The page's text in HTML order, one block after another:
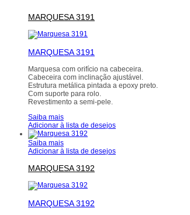
MARQUESA 3191
MARQUESA 3191
Marquesa com orifício na cabeceira.
Cabeceira com inclinação ajustável.
Estrutura metálica pintada a epoxy preto.
Com suporte para rolo.
Revestimento a semi-pele.
Saiba mais
Adicionar à lista de desejos
Saiba mais
Adicionar à lista de desejos
MARQUESA 3192
MARQUESA 3192